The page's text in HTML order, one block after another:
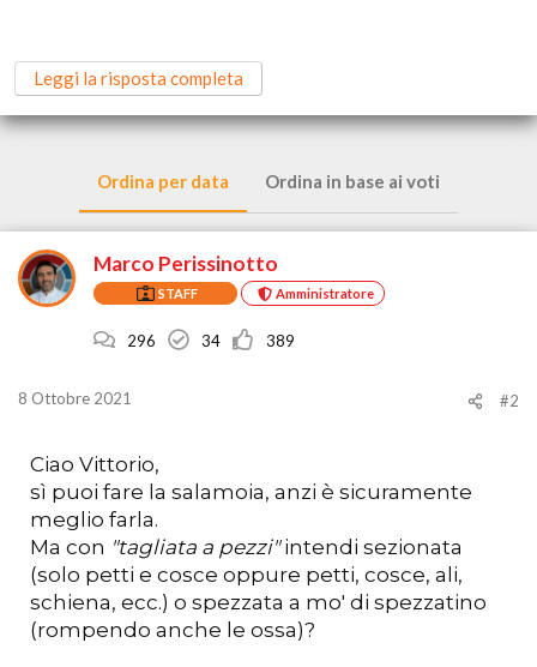
e cosce (insieme), e petto (a parte).
"Indicativamente"perché i tagli dei volatili
vanno distinti in questo modo, ma
stata sezionata la tua faraona. Una foto in
questi casi è sempre utile
Leggi la risposta completa
Ordina per data Ordina in base ai voti
Marco Perissinotto
STAFF Amministratore
296 34 389
8 Ottobre 2021 #2
Ciao Vittorio,
sì puoi fare la salamoia, anzi è sicuramente
meglio farla.
Ma con "tagliata a pezzi"intendi sezionata
(solo petti e cosce oppure petti, cosce, ali,
schiena, ecc.) o spezzata a mo' di spezzatino
(rompendo anche le ossa)?